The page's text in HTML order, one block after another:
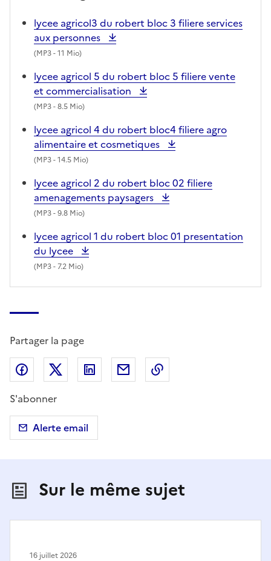
lycee agricol3 du robert bloc 3 filiere services
aux personnes
(MP3- 11 Mio)
lycee agricol 5 du robert bloc 5 filiere vente
et commercialisation
(MP3- 8.5 Mio)
lycee agricol 4 du robert bloc4 filiere agro
alimentaire et cosmetiques
(MP3- 14.5 Mio)
lycee agricol 2 du robert bloc 02 filiere
amenagements paysagers
(MP3- 9.8 Mio)
lycee agricol 1 du robert bloc 01 presentation
du lycee
(MP3- 7.2 Mio)
Partager la page
Partager sur Facebook
Partager sur X (anciennement Twitter)
Partager sur LinkedIn
Partager par email
S'abonner
Alerte email
Sur le même sujet
16 juillet 2026